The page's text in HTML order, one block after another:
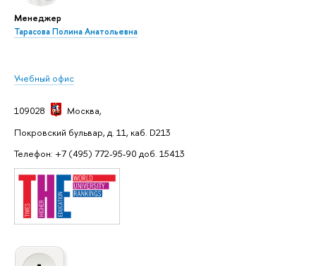
Менеджер
Тарасова Полина Анатольевна
Учебный офис
109028 Москва,
Покровский бульвар, д. 11, каб. D213
Телефон: +7 (495) 772-95-90 доб. 15413